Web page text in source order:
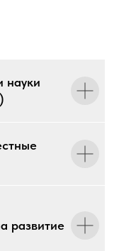
науки
развитие